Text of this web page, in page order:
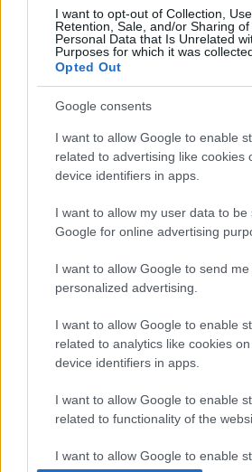
I want to opt-out of Collection,
Retention, Sale, and/or Sharing of
Personal Data that Is Unrelated
Purposes for which it was
Opted Out
Google consents
I want to allow Google to enable
related to advertising like cookies
device identifiers in apps.
I want to allow my user data to be
Google for online advertising
I want to allow Google to send me
personalized advertising.
I want to allow Google to enable
related to analytics like cookies
device identifiers in apps.
I want to allow Google to enable
related to functionality of the
I want to allow Google to enable
‘Chiqui-Clan’ llega a El
con los personajes infantiles
populares de YouTube
07/08/2026